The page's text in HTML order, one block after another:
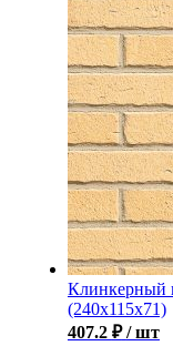
Клинкерный
(240х115х71)
407.2 ₽ / шт